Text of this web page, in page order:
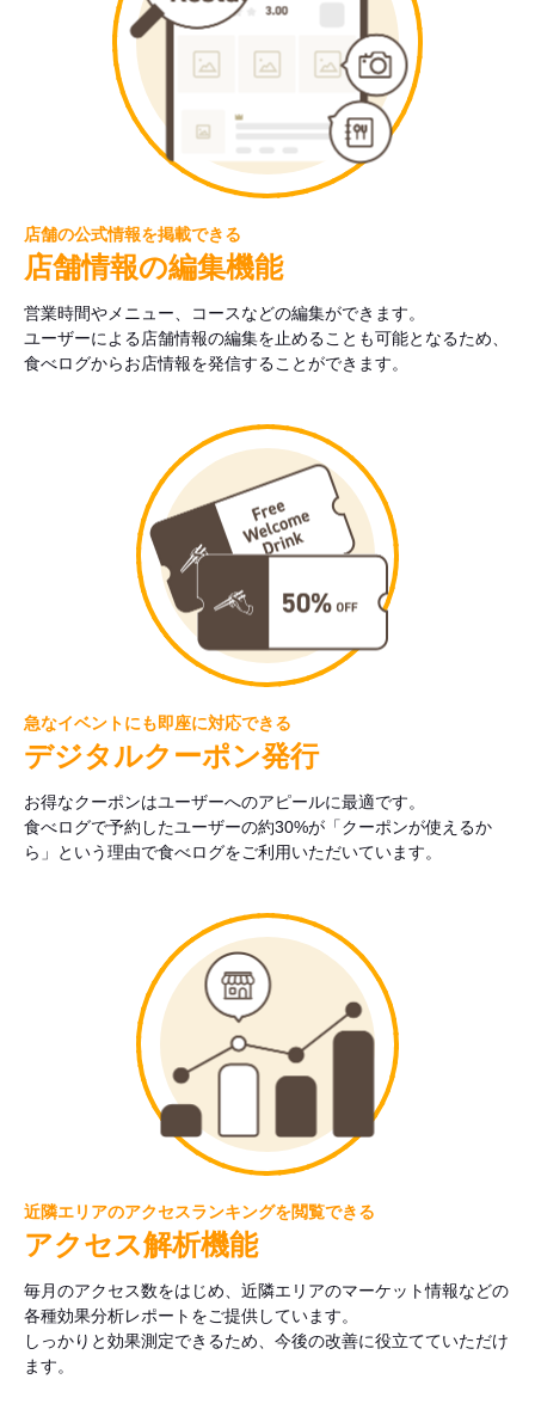
店舗の公式情報を掲載できる
店舗情報の編集機能
営業時間やメニュー、コースなどの編集ができます。
ユーザーによる店舗情報の編集を止めることも可能となるため、
食べログからお店情報を発信することができます。
急なイベントにも即座に対応できる
デジタルクーポン発行
お得なクーポンはユーザーへのアピールに最適です。
食べログで予約したユーザーの約30%が「クーポンが使えるか
ら」という理由で食べログをご利用いただいています。
近隣エリアのアクセスランキングを閲覧できる
アクセス解析機能
毎月のアクセス数をはじめ、近隣エリアのマーケット情報などの
各種効果分析レポートをご提供しています。
しっかりと効果測定できるため、今後の改善に役立てていただけ
ます。